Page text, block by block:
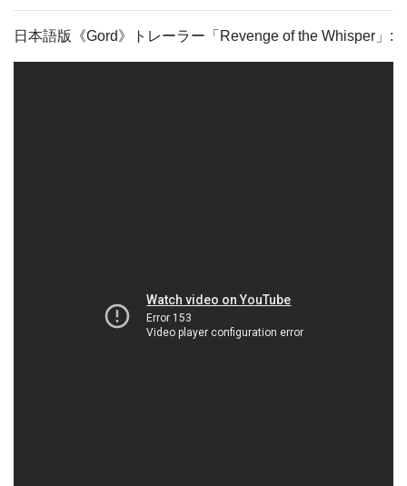
日本語版《Gord》トレーラー「Revenge of the Whisper」: